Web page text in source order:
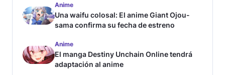
Anime
Una waifu colosal: El anime Giant Ojou-
sama confirma su fecha de estreno
Anime
El manga Destiny Unchain Online tendrá
adaptación al anime